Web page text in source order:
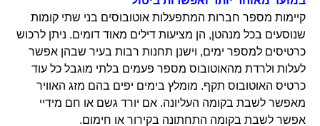
קיימות מספר חברות המתפעלות אוטובוסים בני שתי קומות
שנוסעים בכל מנהטן, הן מציעות דילים מאוד דומים. ניתן לרכוש
כרטיסים למספר ימים, וישנן תחנות רבות בעיר שבהן אפשר
לעלות ולרדת מהאוטובוס מספר פעמים בלתי מוגבל כל עוד
כרטיס האוטובוס תקף. מומלץ בימים יפים בהם מזג האוויר
מאפשר לשבת בקומה העליונה. אם יורד גשם או חם מידיי
אפשר לשבת בקומה התחתונה בקירור או חימום.